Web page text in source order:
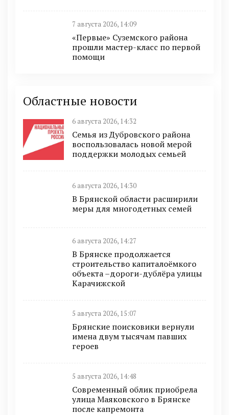
7 августа 2026, 14:09
«Первые» Суземского района
прошли мастер-класс по первой
помощи
Областные новости
6 августа 2026, 14:32
Семья из Дубровского района
воспользовалась новой мерой
поддержки молодых семьей
6 августа 2026, 14:30
В Брянской области расширили
меры для многодетных семей
6 августа 2026, 14:27
В Брянске продолжается
строительство капиталоёмкого
объекта –дороги-дублёра улицы
Карачижской
5 августа 2026, 15:07
Брянские поисковики вернули
имена двум тысячам павших
героев
5 августа 2026, 14:48
Современный облик приобрела
улица Маяковского в Брянске
после капремонта